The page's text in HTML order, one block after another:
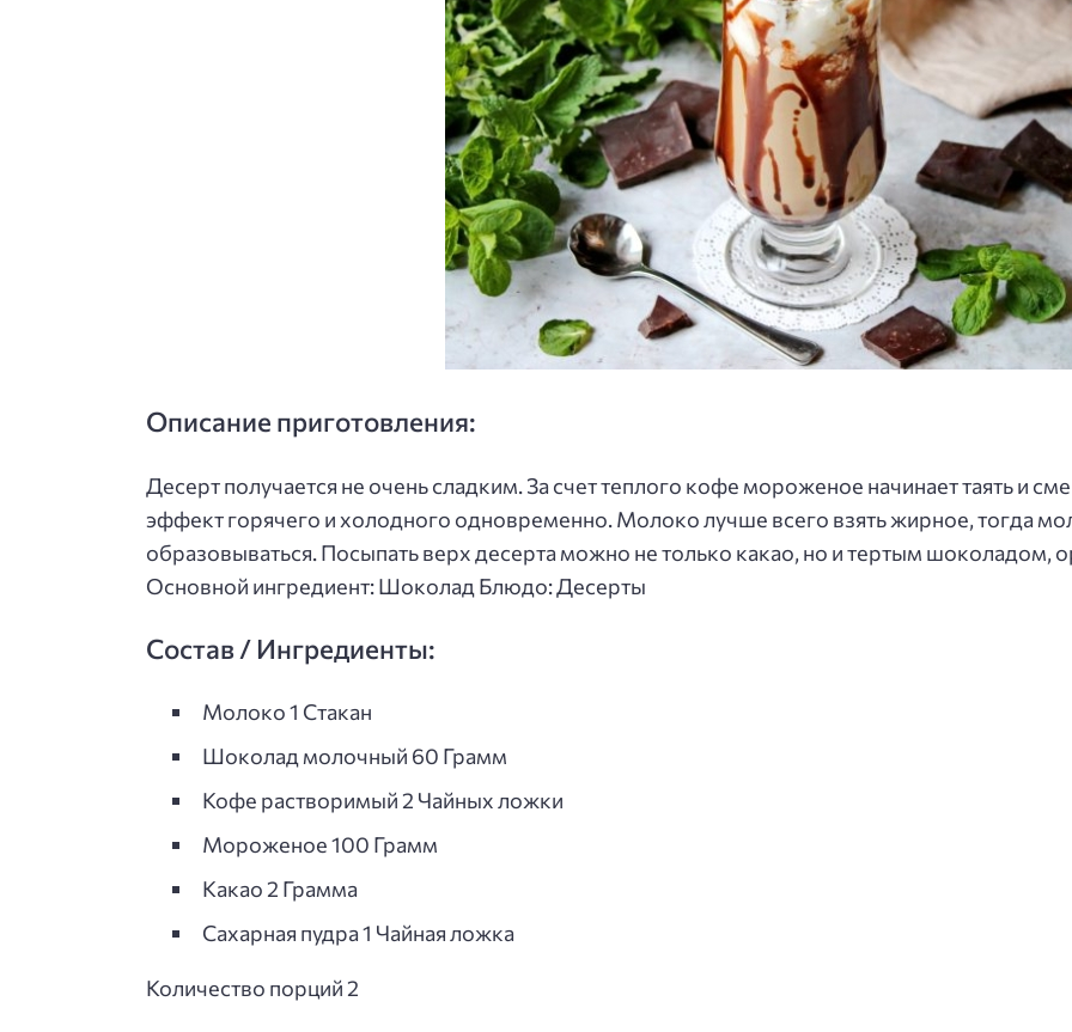
Описание приготовления:
Десерт получается не очень сладким. За счет теплого кофе мороженое начинает таять и
эффект горячего и холодного одновременно. Молоко лучше всего взять жирное, тогда
образовываться. Посыпать верх десерта можно не только какао, но и тертым
Основной ингредиент: Шоколад Блюдо: Десерты
Состав / Ингредиенты:
Молоко 1 Стакан
Шоколад молочный 60 Грамм
Кофе растворимый 2 Чайных ложки
Мороженое 100 Грамм
Какао 2 Грамма
Сахарная пудра 1 Чайная ложка
Количество порций 2